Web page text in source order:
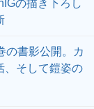
の描き下ろし
の書影公開。カ
、そして鎧姿の